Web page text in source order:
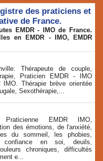
des praticiens et
de France.
EMDR - IMO de France.
en EMDR - IMO, EMDR
Thérapeute de couple,
Praticien EMDR - IMO
IMO. Thérapie brève orientée
Sexothérapie,...
Praticienne EMDR IMO,
des émotions, de l'anxiété,
du sommeil, les phobies,
confiance en soi, deuils,
chroniques, difficultés
e...